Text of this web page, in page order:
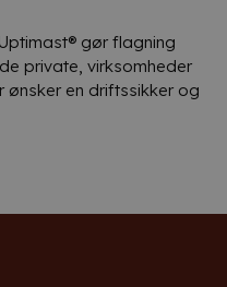
gør flagning
private, virksomheder
ønsker en driftssikker og